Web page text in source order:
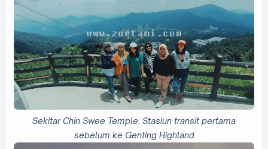
Sekitar Chin Swee Temple. Stasiun transit pertama
sebelum ke Genting Highland